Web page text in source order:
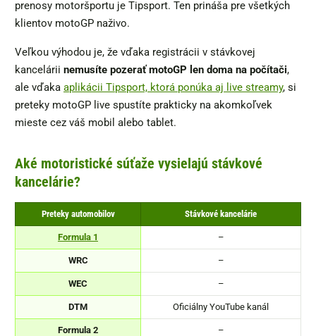
prenosy motoršportu je Tipsport. Ten prináša pre všetkých
klientov motoGP naživo.
Veľkou výhodou je, že vďaka registrácii v stávkovej
kancelárii nemusíte pozerať motoGP len doma na počítači,
ale vďaka aplikácii Tipsport, ktorá ponúka aj live streamy, si
preteky motoGP live spustíte prakticky na akomkoľvek
mieste cez váš mobil alebo tablet.
Aké motoristické súťaže vysielajú stávkové
kancelárie?
Preteky automobilov Stávkové kancelárie
Formula 1 –
WRC –
WEC –
DTM Oficiálny YouTube kanál
Formula 2 –